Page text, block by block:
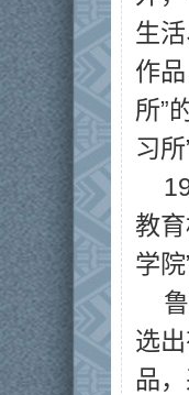
生
作
所”
习所
教
学
选
品